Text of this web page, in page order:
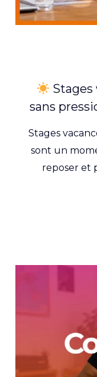
Stages
sans
Stages
sont un
reposer et